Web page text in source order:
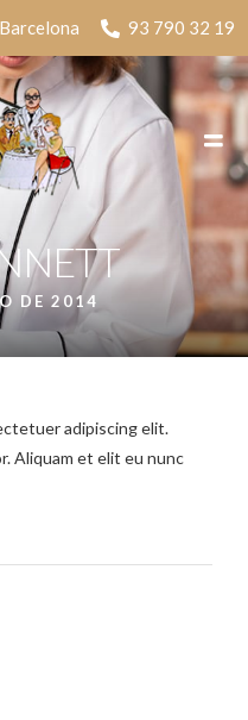
93 790 32 19
DE 2014
adipiscing elit.
Aliquam et elit eu nunc